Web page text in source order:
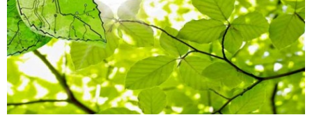
Energy Talks
Energy Jobs
LEDS Orientation
Workshops
LEDS News
LEDS Discovery
Download
Thesis Proposals
Contact us
LEDS for Africa